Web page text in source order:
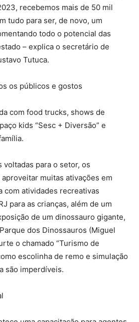
recebemos mais de 50 mil
tudo para ser, de novo, um
todo o potencial das
– explica o secretário de
Tutuca.
os públicos e gostos
com food trucks, shows de
kids “Sesc + Diversão” e
para o setor, os
muitas ativações em
com atividades recreativas
para as crianças, além de um
de um dinossauro gigante,
dos Dinossauros (Miguel
o chamado “Turismo de
escolinha de remo e simulação
são imperdíveis.